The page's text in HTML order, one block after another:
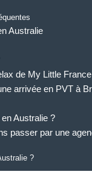
Australie
de My Little France
arrivée en PVT à
Australie ?
passer par une
?